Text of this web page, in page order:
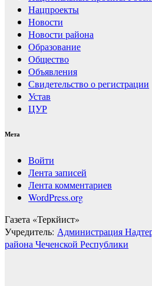
Нацпроекты
Новости
Новости района
Образование
Общество
Объявления
Свидетельство о регистрации
Устав
ЦУР
Мета
Войти
Лента записей
Лента комментариев
WordPress.org
Газета «Теркйист»
Учредитель: Администрация
района Чеченской Республики